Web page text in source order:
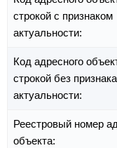
строкой с признаком
актуальности:
Код адресного
строкой без признака
актуальности:
Реестровый номер
объекта: